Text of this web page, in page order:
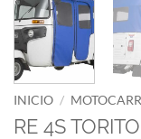
INICIO /
RE 4S